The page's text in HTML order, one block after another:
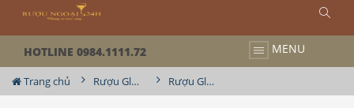
HOTLINE 0984.1111.72 MENU
Trang chủ Rượu Glenlivet Rượu Glenlivet 21YO